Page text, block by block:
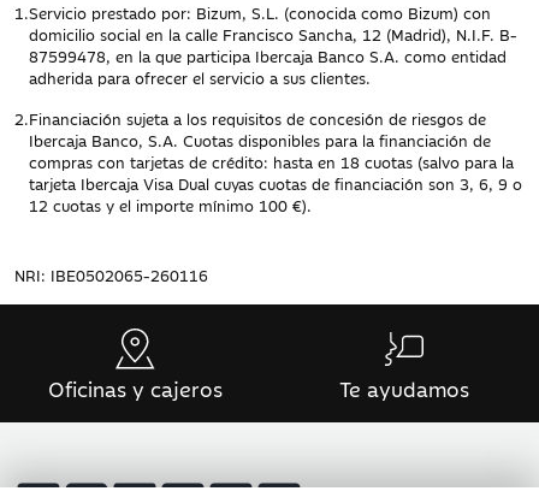
1.Servicio prestado por: Bizum, S.L. (conocida como Bizum) con
domicilio social en la calle Francisco Sancha, 12 (Madrid), N.I.F. B-
87599478, en la que participa Ibercaja Banco S.A. como entidad
adherida para ofrecer el servicio a sus clientes.
2.Financiación sujeta a los requisitos de concesión de riesgos de
Ibercaja Banco, S.A. Cuotas disponibles para la financiación de
compras con tarjetas de crédito: hasta en 18 cuotas (salvo para la
tarjeta Ibercaja Visa Dual cuyas cuotas de financiación son 3, 6, 9 o
12 cuotas y el importe mínimo 100 €).
NRI: IBE0502065-260116
Oficinas y cajeros Te ayudamos